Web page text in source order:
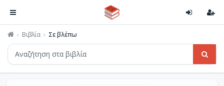
Βιβλία Σε βλέπω